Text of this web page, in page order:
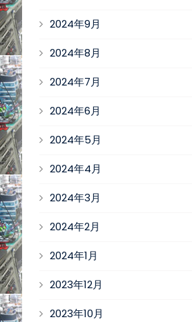
2024年9月
2024年8月
2024年7月
2024年6月
2024年5月
2024年4月
2024年3月
2024年2月
2024年1月
2023年12月
2023年10月